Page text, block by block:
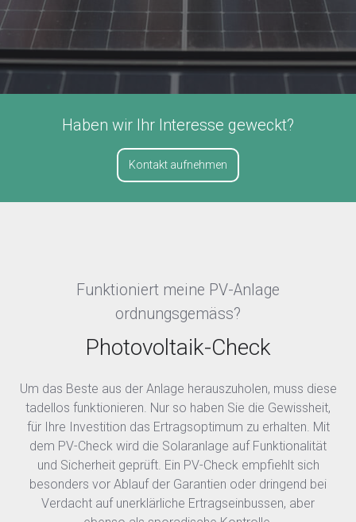
Haben wir Ihr Interesse geweckt?
Kontakt aufnehmen
Funktioniert meine PV-Anlage
ordnungsgemäss?
Photovoltaik-Check
Um das Beste aus der Anlage herauszuholen, muss diese
tadellos funktionieren. Nur so haben Sie die Gewissheit,
für Ihre Investition das Ertragsoptimum zu erhalten. Mit
dem PV-Check wird die Solaranlage auf Funktionalität
und Sicherheit geprüft. Ein PV-Check empfiehlt sich
besonders vor Ablauf der Garantien oder dringend bei
Verdacht auf unerklärliche Ertragseinbussen, aber